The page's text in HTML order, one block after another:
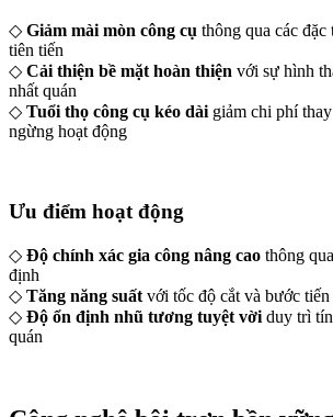
◇ Giảm mài mòn công cụ thông qua các
tiên tiến
◇ Cải thiện bề mặt hoàn thiện với sự hình
nhất quán
◇ Tuổi thọ công cụ kéo dài giảm chi phí
ngừng hoạt động
Ưu điểm hoạt động
◇ Độ chính xác gia công nâng cao thông
định
◇ Tăng năng suất với tốc độ cắt và bước tiến
◇ Độ ổn định nhũ tương tuyệt vời duy trì
quán